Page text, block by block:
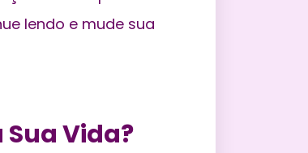
lendo e mude sua
Vida?